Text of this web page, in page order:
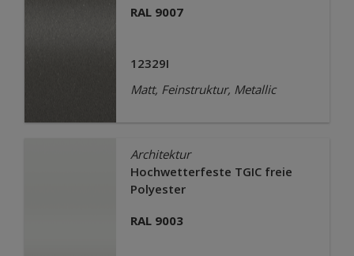
RAL 9007
12329I
Matt, Feinstruktur, Metallic
Architektur
Hochwetterfeste TGIC freie
Polyester
RAL 9003